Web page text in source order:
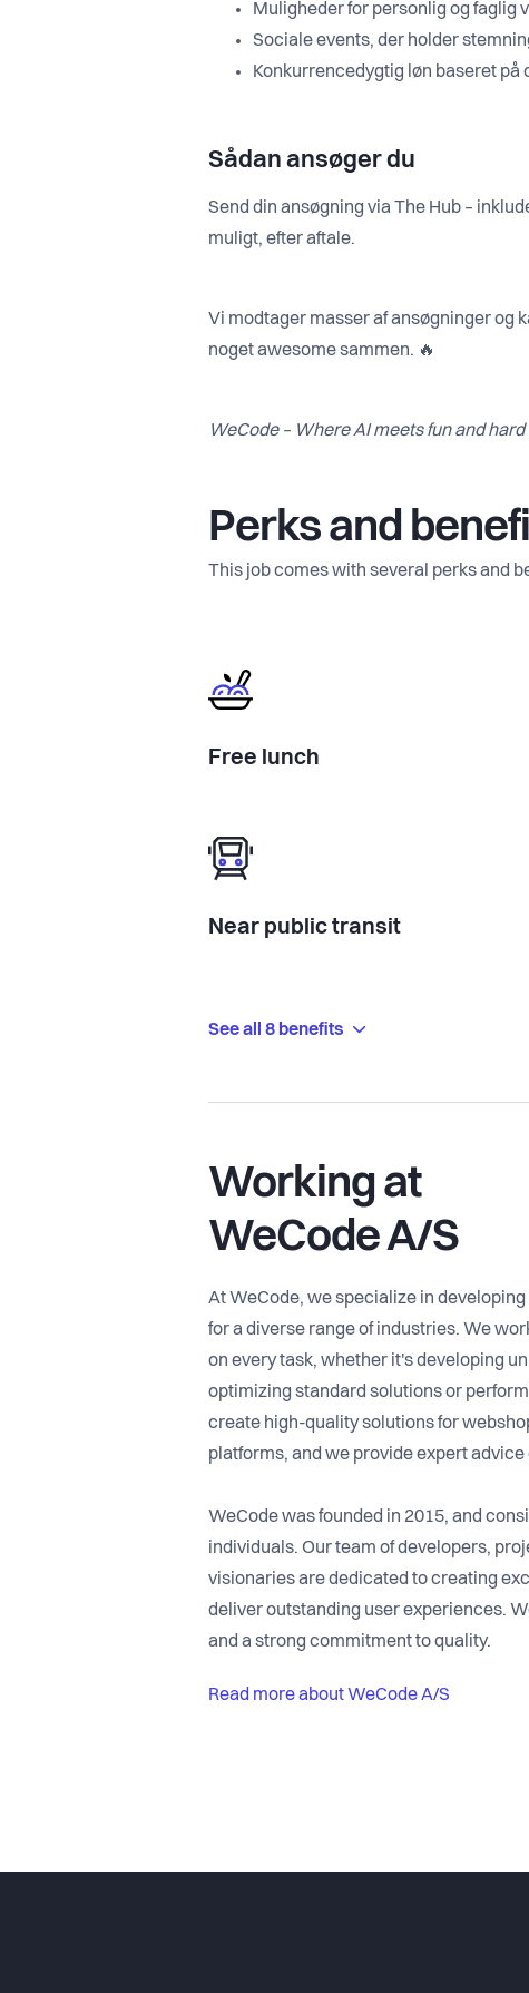
Muligheder for personlig og faglig
Sociale events, der holder
Konkurrencedygtig løn baseret på
Sådan ansøger du
Send din ansøgning via The Hub –
muligt, efter aftale.
Vi modtager masser af ansøgninger og
noget awesome sammen. 🔥
WeCode – Where AI meets fun and
Perks and
This job comes with several perks and
Free lunch
Near public transit
See all 8 benefits
Working at
WeCode A/S
At WeCode, we specialize in
for a diverse range of industries. We
on every task, whether it's developing
optimizing standard solutions or
create high-quality solutions for
platforms, and we provide expert
WeCode was founded in 2015, and
individuals. Our team of developers,
visionaries are dedicated to creating
deliver outstanding user experiences.
and a strong commitment to quality.
Read more about WeCode A/S